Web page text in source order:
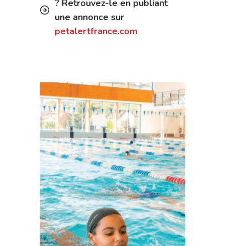
? Retrouvez-le en publiant
une annonce sur
petalertfrance.com